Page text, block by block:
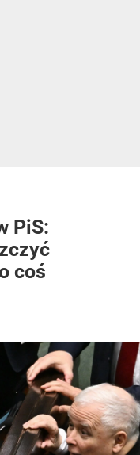
PiS:
coś